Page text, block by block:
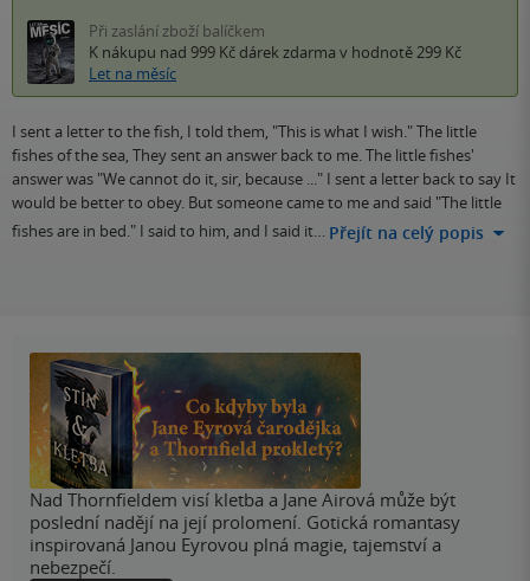
Při zaslání zboží balíčkem
K nákupu nad 999 Kč dárek zdarma v hodnotě 299 Kč
Let na měsíc
I sent a letter to the fish, I told them, "This is what I wish." The little
fishes of the sea, They sent an answer back to me. The little fishes'
answer was "We cannot do it, sir, because ..." I sent a letter back to say It
would be better to obey. But someone came to me and said "The little
fishes are in bed." I said to him, and I said it… Přejít na celý popis
Nad Thornfieldem visí kletba a Jane Airová může být
poslední nadějí na její prolomení. Gotická romantasy
inspirovaná Janou Eyrovou plná magie, tajemství a
nebezpečí.